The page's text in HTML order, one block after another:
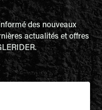
des nouveaux
actualités et offres